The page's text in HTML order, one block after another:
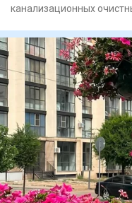
канализационных